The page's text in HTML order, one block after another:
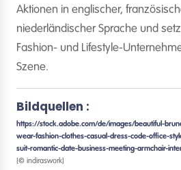
Aktionen in englischer,
niederländischer Sprache und
Fashion- und Lifestyle-
Szene.
Bildquellen :
https://stock.adobe.com/de/images/beautiful-
wear-fashion-clothes-casual-dress-code-office-
suit-romantic-date-business-meeting-armchair-
[© indiraswork]